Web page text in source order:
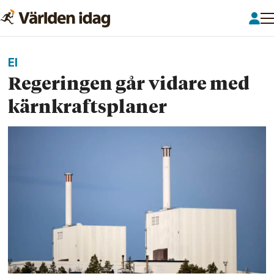
El
Regeringen går vidare med
kärnkraftsplaner